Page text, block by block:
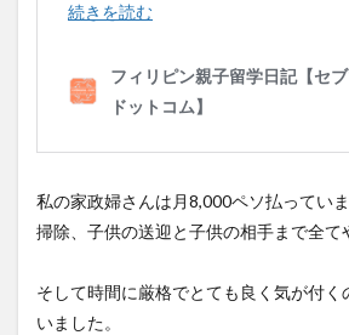
私の家政婦さんは月8,000ペソ払ってい
掃除、子供の送迎と子供の相手まで全て
そして時間に厳格でとても良く気が付く
いました。